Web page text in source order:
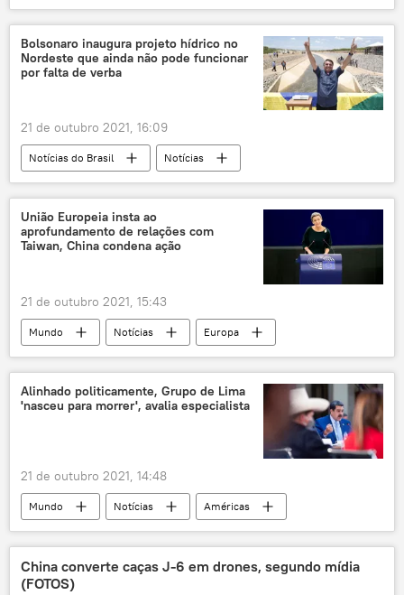
armas hipersônicas
míssil hipersônico
tecnologias hipersônicas
China
Joe Biden
teste
testes
Bolsonaro inaugura projeto hídrico no
Nordeste que ainda não pode funcionar
por falta de verba
21 de outubro 2021, 16:09
Notícias do Brasil
Notícias
Nordeste
obra
eleição
Jair Bolsonaro
União Europeia insta ao
aprofundamento de relações com
Taiwan, China condena ação
21 de outubro 2021, 15:43
Mundo Notícias
Europa
União Europeia
República Tcheca
Eslováquia
Roma
Itália
Taiwan
Europa Central
Alinhado politicamente, Grupo de Lima
'nasceu para morrer', avalia especialista
21 de outubro 2021, 14:48
Mundo Notícias
Américas
Argentina
Jair Bolsonaro
governo Bolsonaro
Luis Arce
Bolívia
China converte caças J-6 em drones, segundo mídia
(FOTOS)